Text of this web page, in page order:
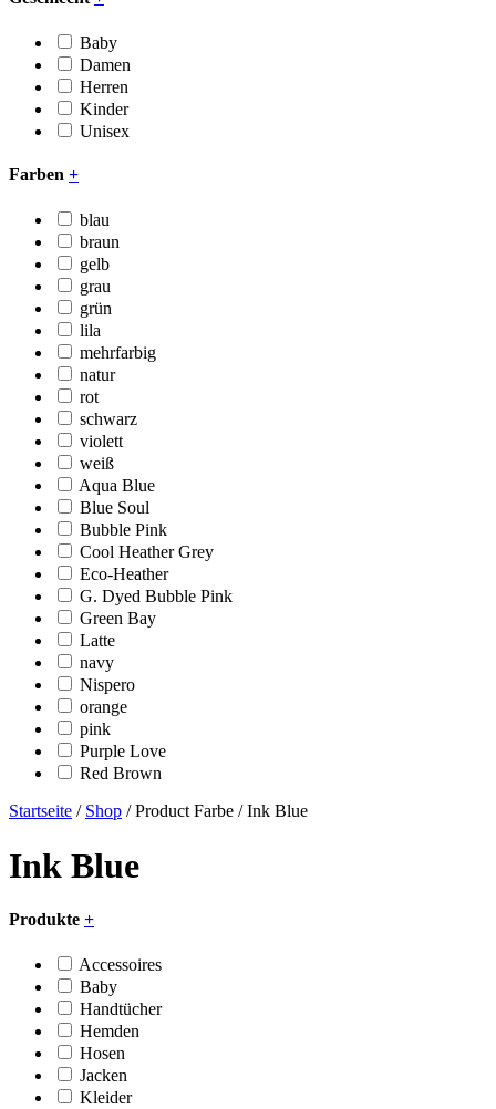
Baby
Damen
Herren
Kinder
Unisex
Farben +
blau
braun
gelb
grau
grün
lila
mehrfarbig
natur
rot
schwarz
violett
weiß
Aqua Blue
Blue Soul
Bubble Pink
Cool Heather Grey
Eco-Heather
G. Dyed Bubble Pink
Green Bay
Latte
navy
Nispero
orange
pink
Purple Love
Red Brown
Startseite / Shop / Product Farbe / Ink Blue
Ink Blue
Produkte +
Accessoires
Baby
Handtücher
Hemden
Hosen
Jacken
Kleider